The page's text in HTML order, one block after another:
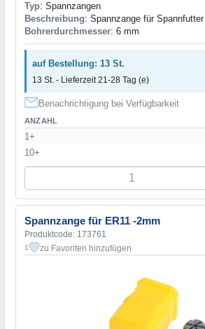
Typ: Spannzangen
Beschreibung: Spannzange für
Bohrerdurchmesser: 6 mm
auf Bestellung: 13 St.
13 St. - Lieferzeit 21-28 Tag (e)
Benachrichtigung bei Verfügbarkeit
ANZAHL
1+
10+
Spannzange für ER11 -2mm
Produktcode: 173761
1 zu Favoriten hinzufügen